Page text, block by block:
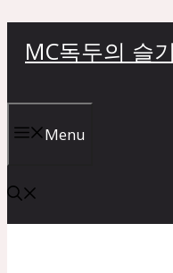
너
뛰
기
MC독두의 슬
Menu